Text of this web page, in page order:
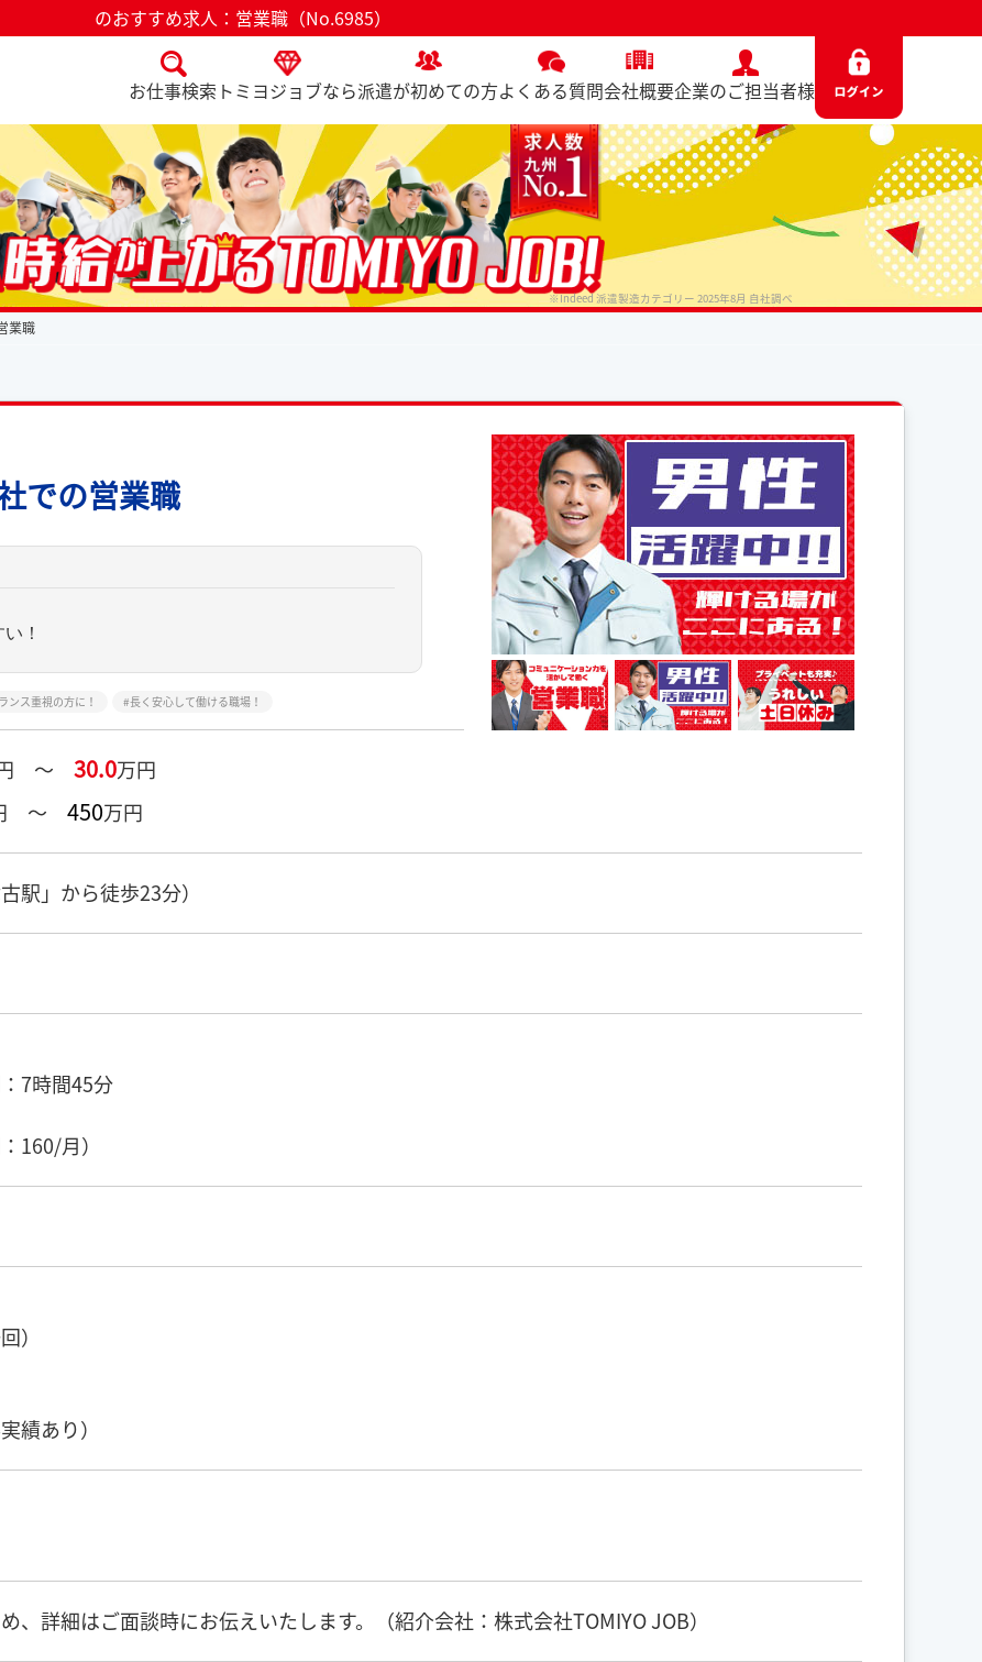
のおすすめ求人：営業職（No.6985）
お仕事検索 トミヨジョブなら派遣が初めての方よくある質問会社概要企業のご担当者様
※Indeed 派遣製造カテゴリー 2025年8月 自社調べ
業職
No. 6985 / 2025.06.13
での営業職
！
ンス重視の方に！ 長く安心して働ける職場！
～ 30.0万円
～ 450万円
駅」から徒歩23分）
7時間45分
160/月）
）
績あり）
、詳細はご面談時にお伝えいたします。（紹介会社：株式会社TOMIYO JOB）